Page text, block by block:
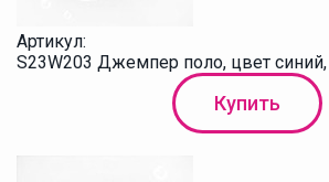
Артикул:
S23W203 Джемпер поло, цвет
Купить